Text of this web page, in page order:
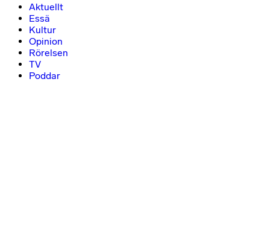
Aktuellt
Essä
Kultur
Opinion
Rörelsen
TV
Poddar